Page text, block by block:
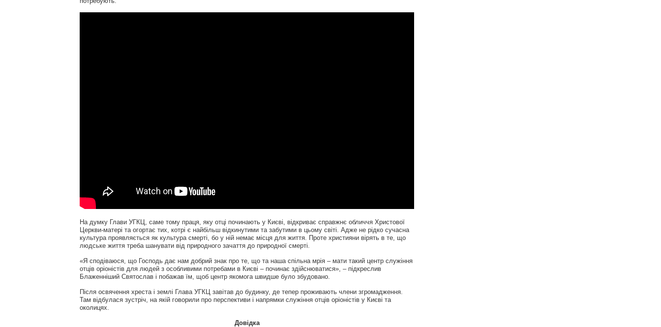
На думку Глави УГКЦ, саме тому праця, яку отці починають у Києві, відкриває справжнє обличчя Христової
Церкви-матері та огортає тих, котрі є найбільш відкинутими та забутими в цьому світі. Адже не рідко сучасна
культура проявляється як культура смерті, бо у ній немає місця для життя. Проте християни вірять в те, що
людське життя треба шанувати від природного зачаття до природної смерті.
«Я сподіваюся, що Господь дає нам добрий знак про те, що та наша спільна мрія – мати такий центр служіння
отців оріоністів для людей з особливими потребами в Києві – починає здійснюватися», – підкреслив
Блаженніший Святослав і побажав їм, щоб центр якомога швидше було збудовано.
Після освячення хреста і землі Глава УГКЦ завітав до будинку, де тепер проживають члени згромадження.
Там відбулася зустріч, на якій говорили про перспективи і напрямки служіння отців оріоністів у Києві та
околицях.
Довідка